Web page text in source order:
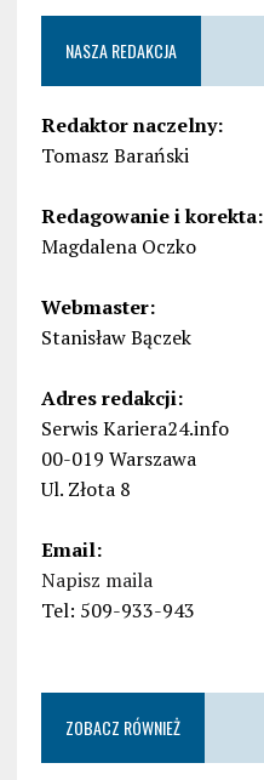
NASZA REDAKCJA
Redaktor naczelny:
Tomasz Barański
Redagowanie i korekta:
Magdalena Oczko
Webmaster:
Stanisław Bączek
Adres redakcji:
Serwis Kariera24.info
00-019 Warszawa
Ul. Złota 8
Email:
Napisz maila
Tel: 509-933-943
ZOBACZ RÓWNIEŻ